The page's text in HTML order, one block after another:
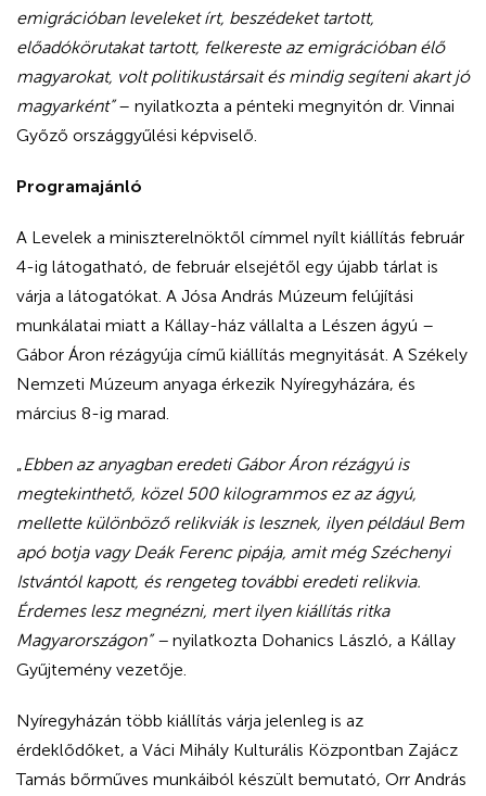
emigrációban leveleket írt, beszédeket tartott,
előadókörutakat tartott, felkereste az emigrációban élő
magyarokat, volt politikustársait és mindig segíteni akart jó
magyarként”– nyilatkozta a pénteki megnyitón dr. Vinnai
Győző országgyűlési képviselő.
Programajánló
A Levelek a miniszterelnöktől címmel nyílt kiállítás február
4-ig látogatható, de február elsejétől egy újabb tárlat is
várja a látogatókat. A Jósa András Múzeum felújítási
munkálatai miatt a Kállay-ház vállalta a Lészen ágyú –
Gábor Áron rézágyúja című kiállítás megnyitását. A Székely
Nemzeti Múzeum anyaga érkezik Nyíregyházára, és
március 8-ig marad.
„Ebben az anyagban eredeti Gábor Áron rézágyú is
megtekinthető, közel 500 kilogrammos ez az ágyú,
mellette különböző relikviák is lesznek, ilyen például Bem
apó botja vagy Deák Ferenc pipája, amit még Széchenyi
Istvántól kapott, és rengeteg további eredeti relikvia.
Érdemes lesz megnézni, mert ilyen kiállítás ritka
Magyarországon” – nyilatkozta Dohanics László, a Kállay
Gyűjtemény vezetője.
Nyíregyházán több kiállítás várja jelenleg is az
érdeklődőket, a Váci Mihály Kulturális Központban Zajácz
Tamás bőrműves munkáiból készült bemutató, Orr András